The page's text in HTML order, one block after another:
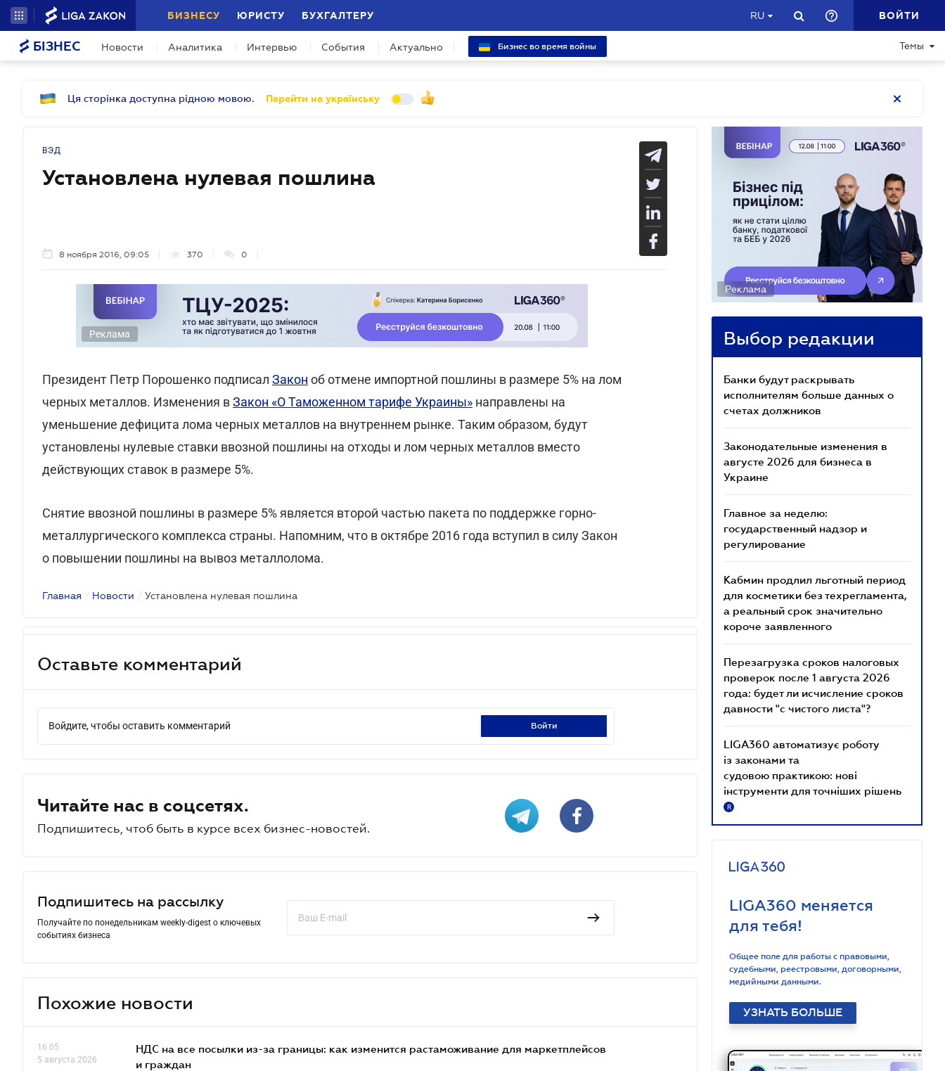
БИЗНЕСУ ЮРИСТУ БУХГАЛТЕРУ RU ВОЙТИ
БІЗНЕС Новости Аналитика Интервью События Актуально Бизнес во время войны Темы
Ця сторінка доступна рідною мовою. Перейти на українську
ВЭД
Установлена нулевая пошлина
8 ноября 2016, 09:05 370 0
Реклама
Президент Петр Порошенко подписал Закон об отмене импортной пошлины в размере 5% на лом
черных металлов. Изменения вЗакон «О Таможенном тарифе Украины» направлены на
уменьшение дефицита лома черных металлов на внутреннем рынке. Таким образом, будут
установлены нулевые ставки ввозной пошлины на отходы и лом черных металлов вместо
действующих ставок в размере 5%.
Снятие ввозной пошлины в размере 5% является второй частью пакета по поддержке горно-
металлургического комплекса страны. Напомним, что в октябре 2016 года вступил в силу Закон
о повышении пошлины на вывоз металлолома.
Главная / Новости / Установлена нулевая пошлина
Оставьте комментарий
Войдите, чтобы оставить комментарий войти
Читайте нас в соцсетях.
Подпишитесь, чтоб быть в курсе всех бизнес-новостей.
Подпишитесь на рассылку
Получайте по понедельникам weekly-digest о ключевых
событиях бизнеса
Похожие новости
16.05
5 августа 2026
НДС на все посылки из-за границы: как изменится растаможивание для маркетплейсов
и граждан
Реклама
Выбор редакции
Банки будут раскрывать
исполнителям больше данных о
счетах должников
Законодательные изменения в
августе 2026 для бизнеса в
Украине
Главное за неделю:
государственный надзор и
регулирование
Кабмин продлил льготный период
для косметики без техрегламента,
а реальный срок значительно
короче заявленного
Перезагрузка сроков налоговых
проверок после 1 августа 2026
года: будет ли исчисление сроков
давности "с чистого листа"?
LIGA360 автоматизує роботу
із законами та
судовою практикою: нові
інструменти для точніших рішень
R
LIGA360 меняется
для тебя!
Общее поле для работы с правовыми,
судебными, реестровыми, договорными,
медийными данными.
УЗНАТЬ БОЛЬШЕ